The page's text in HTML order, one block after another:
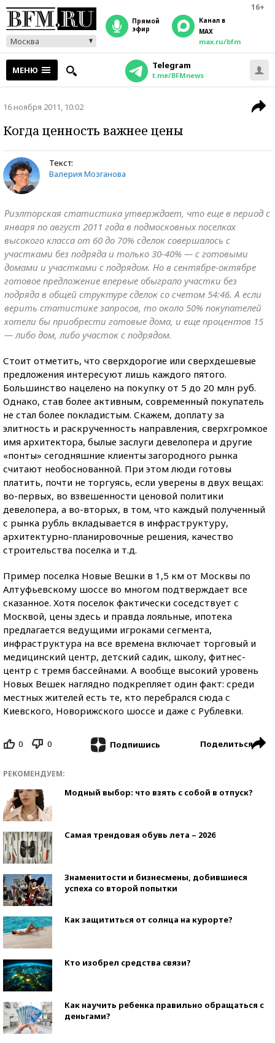
16+
Москва
прямой
эфир
Канал в
MAX
max.ru/bfm
МЕНЮ Telegram
t.me/BFMnews
16 ноября 2011, 10:02
Когда ценность важнее цены
Текст:
Валерия Мозганова
Риэлторская статистика утверждает, что еще в период с
января по август 2011 года в подмосковных поселках
высокого класса от 60 до 70% сделок совершалось с
участками без подряда и только 30-40% — с готовыми
домами и участками с подрядом. Но в сентябре-октябре
готовое предложение впервые обыграло участки без
подряда в общей структуре сделок со счетом 54:46. А если
верить статистике запросов, то около 50% покупателей
хотели бы приобрести готовые дома, и еще процентов 15
— либо дом, либо участок с подрядом.
Стоит отметить, что сверхдорогие или сверхдешевые
предложения интересуют лишь каждого пятого.
Большинство нацелено на покупку от 5 до 20 млн руб.
Однако, став более активным, современный покупатель
не стал более покладистым. Скажем, доплату за
элитность и раскрученность направления, сверхгромкое
имя архитектора, былые заслуги девелопера и другие
«понты» сегодняшние клиенты загородного рынка
считают необоснованной. При этом люди готовы
платить, почти не торгуясь, если уверены в двух вещах:
во-первых, во взвешенности ценовой политики
девелопера, а во-вторых, в том, что каждый полученный
с рынка рубль вкладывается в инфраструктуру,
архитектурно-планировочные решения, качество
строительства поселка и т.д.
Пример поселка Новые Вешки в 1,5 км от Москвы по
Алтуфьевскому шоссе во многом подтверждает все
сказанное. Хотя поселок фактически соседствует с
Москвой, цены здесь и правда лояльные, ипотека
предлагается ведущими игроками сегмента,
инфраструктура на все времена включает торговый и
медицинский центр, детский садик, школу, фитнес-
центр с тремя бассейнами. А вообще высокий уровень
Новых Вешек наглядно подкрепляет один факт: среди
местных жителей есть те, кто перебрался сюда с
Киевского, Новорижского шоссе и даже с Рублевки.
0 0 Подпишись Поделиться
РЕКОМЕНДУЕМ:
Модный выбор: что взять с собой в отпуск?
Самая трендовая обувь лета – 2026
Знаменитости и бизнесмены, добившиеся
успеха со второй попытки
Как защититься от солнца на курорте?
Кто изобрел средства связи?
Как научить ребенка правильно обращаться с
деньгами?